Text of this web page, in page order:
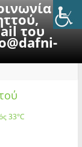
με
του
33°C